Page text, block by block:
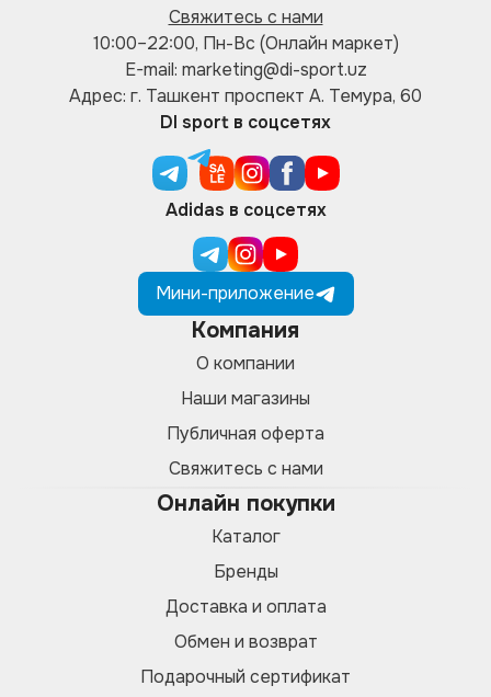
Свяжитесь с нами
10:00–22:00, Пн-Вс (Онлайн маркет)
E-mail: marketing@di-sport.uz
Адрес: г. Ташкент проспект А. Темура, 60
DI sport в соцсетях
Adidas в соцсетях
Мини-приложение
Компания
О компании
Наши магазины
Публичная оферта
Свяжитесь с нами
Онлайн покупки
Каталог
Бренды
Доставка и оплата
Обмен и возврат
Подарочный сертификат